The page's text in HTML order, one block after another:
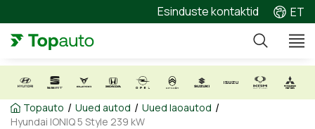
Esinduste kontaktid ET
Topauto / Uued autod / Uued laoautod /
Hyundai IONIQ 5 Style 239 kW